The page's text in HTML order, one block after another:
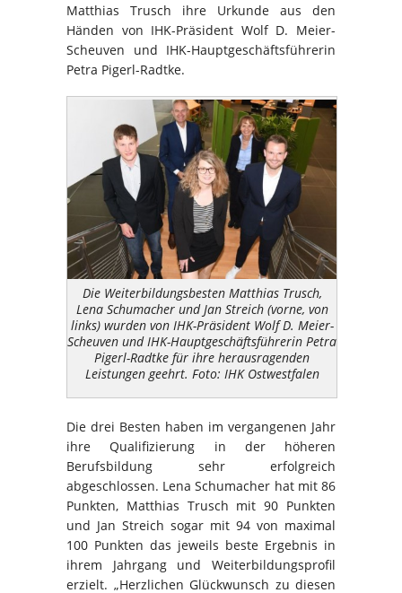
Matthias Trusch ihre Urkunde aus den
Händen von IHK-Präsident Wolf D. Meier-
Scheuven und IHK-Hauptgeschäftsführerin
Petra Pigerl-Radtke.
Die Weiterbildungsbesten Matthias Trusch,
Lena Schumacher und Jan Streich (vorne, von
links) wurden von IHK-Präsident Wolf D. Meier-
Scheuven und IHK-Hauptgeschäftsführerin Petra
Pigerl-Radtke für ihre herausragenden
Leistungen geehrt. Foto: IHK Ostwestfalen
Die drei Besten haben im vergangenen Jahr
ihre Qualifizierung in der höheren
Berufsbildung sehr erfolgreich
abgeschlossen. Lena Schumacher hat mit 86
Punkten, Matthias Trusch mit 90 Punkten
und Jan Streich sogar mit 94 von maximal
100 Punkten das jeweils beste Ergebnis in
ihrem Jahrgang und Weiterbildungsprofil
erzielt. „Herzlichen Glückwunsch zu diesen